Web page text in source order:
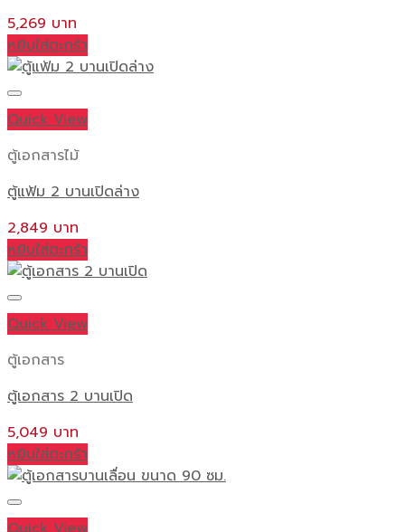
5,269
หยิบใส่ตะกร้า
Quick View
ตู้เอกสารไม้
ตู้แฟ้ม 2 บานเปิดล่าง
2,849
หยิบใส่ตะกร้า
Quick View
ตู้เอกสาร
ตู้เอกสาร 2 บานเปิด
5,049
หยิบใส่ตะกร้า